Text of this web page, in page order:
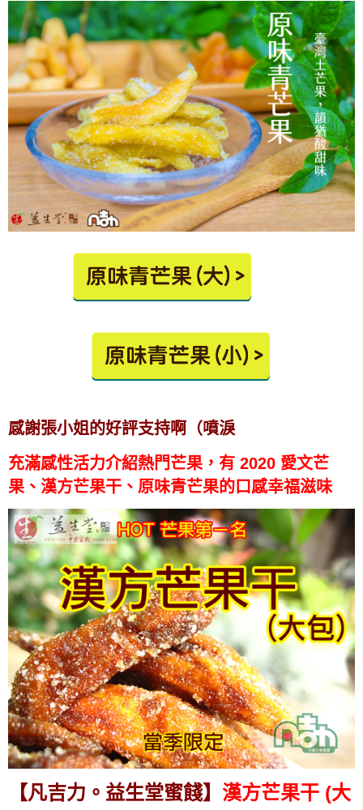
感謝張小姐的好評支持啊（噴淚
充滿感性活力介紹熱門芒果， 有 2020 愛文芒
果、漢方芒果干、原味青芒果的口感幸福滋味
【凡吉力。益生堂蜜餞】 漢方芒果干 (大